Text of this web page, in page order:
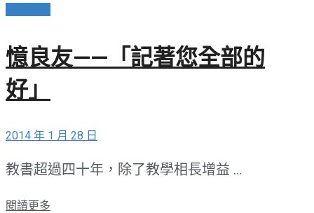
憶良友——「記著您全部的
好」
2014 年 1 月 28 日
教書超過四十年，除了教學相長增益 ...
閱讀更多